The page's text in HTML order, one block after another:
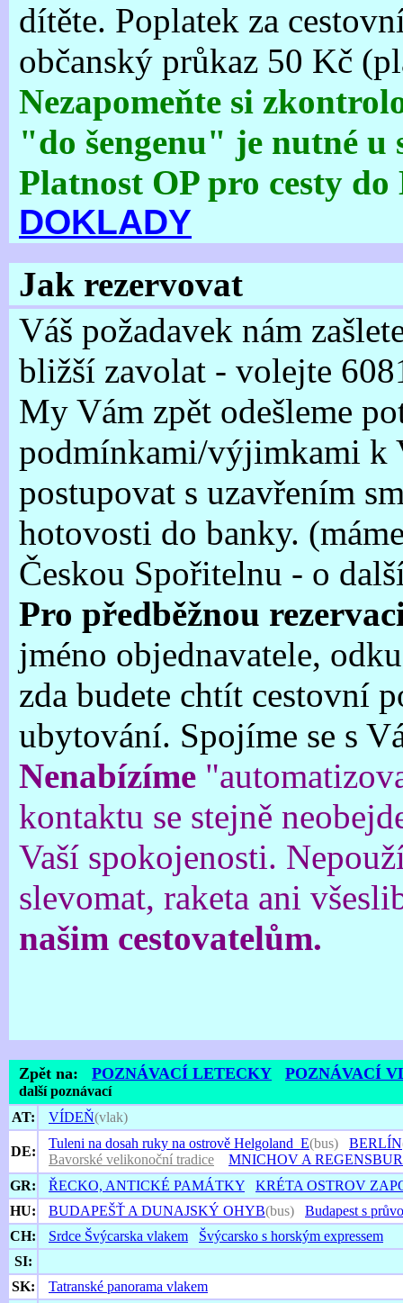
dítěte. Poplatek za
občanský průkaz 50 Kč
Nezapomeňte si
"do šengenu" je nutné
Platnost OP pro cesty
DOKLADY
Jak rezervovat
Váš požadavek nám
bližší zavolat - volejte
My Vám zpět odešleme
podmínkami/výjimkami k
postupovat s uzavřením
hotovosti do banky.
Českou Spořitelnu - o
Pro předběžnou
jméno objednavatele,
zda budete chtít cestovní
ubytování. Spojíme se s
Nenabízíme
kontaktu se stejně
Vaší spokojenosti.
slevomat, raketa ani
našim cestovatelům.
Zpět na: POZNÁVACÍ LETECKY POZNÁVACÍ
další poznávací
AT:
VÍDEŇ(vlak)
DE:
Tuleni na dosah ruky na ostrově Helgoland_E(bus) BERLÍN
Bavorské velikonoční tradice
MNICHOV A
GR:
ŘECKO, ANTICKÉ PAMÁTKY
KRÉTA OSTROV
HU:
BUDAPEŠŤ A DUNAJSKÝ OHYB(bus) Budapest s
CH:
Srdce Švýcarska vlakem
Švýcarsko s horským expressem
SI:
SK:
Tatranské panorama vlakem